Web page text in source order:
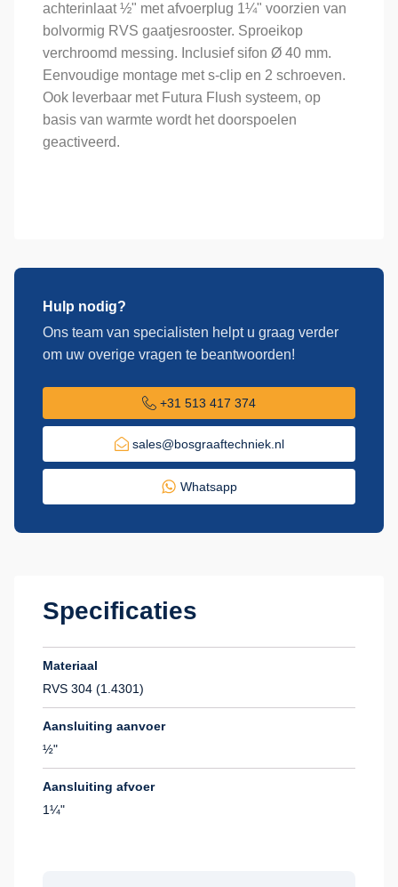
achterinlaat ½" met afvoerplug 1¼" voorzien van
bolvormig RVS gaatjesrooster. Sproeikop
verchroomd messing. Inclusief sifon Ø 40 mm.
Eenvoudige montage met s-clip en 2 schroeven.
Ook leverbaar met Futura Flush systeem, op
basis van warmte wordt het doorspoelen
geactiveerd.
Hulp nodig?
Ons team van specialisten helpt u graag verder
om uw overige vragen te beantwoorden!
+31 513 417 374
sales@bosgraaftechniek.nl
Whatsapp
Specificaties
Materiaal
RVS 304 (1.4301)
Aansluiting aanvoer
½"
Aansluiting afvoer
1¼"